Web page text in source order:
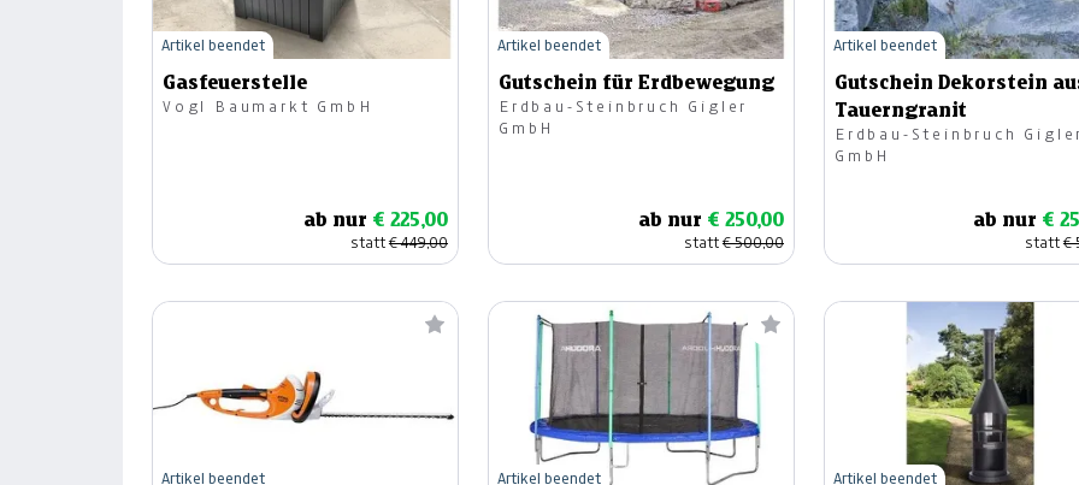
Gasfeuerstelle
Vogl Baumarkt GmbH
ab nur € 225,00
statt€ 449,00
Artikel beendet
Gutschein für Erdbewegung
Erdbau-Steinbruch Gigler
GmbH
ab nur € 250,00
statt€ 500,00
Artikel beendet
Gutschein Dekorstein
Tauerngranit
Erdbau-Steinbruch Gigler
GmbH
ab nur €
statt€
Artikel beendet
Artikel beendet Artikel beendet Artikel beendet